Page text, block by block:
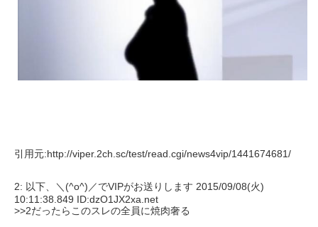
引用元:http://viper.2ch.sc/test/read.cgi/news4vip/1441674681/
2: 以下、＼(^o^)／でVIPがお送りします 2015/09/08(火)
10:11:38.849 ID:dzO1JX2xa.net
>>2だったらこのスレの全員に焼肉奢る